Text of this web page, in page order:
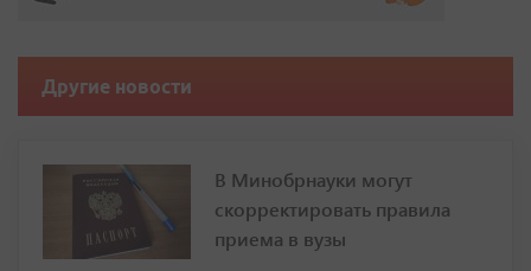
Другие новости
В Минобрнауки могут
скорректировать правила
приема в вузы